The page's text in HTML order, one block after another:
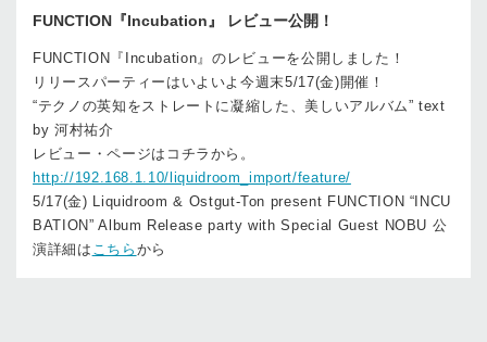
FUNCTION『Incubation』 レビュー公開！
FUNCTION『Incubation』のレビューを公開しました！
リリースパーティーはいよいよ今週末5/17(金)開催！
“テクノの英知をストレートに凝縮した、美しいアルバム” text
by 河村祐介
レビュー・ページはコチラから。
http://192.168.1.10/liquidroom_import/feature/
5/17(金) Liquidroom & Ostgut-Ton present FUNCTION “INCU
BATION” Album Release party with Special Guest NOBU 公
演詳細は こちら から